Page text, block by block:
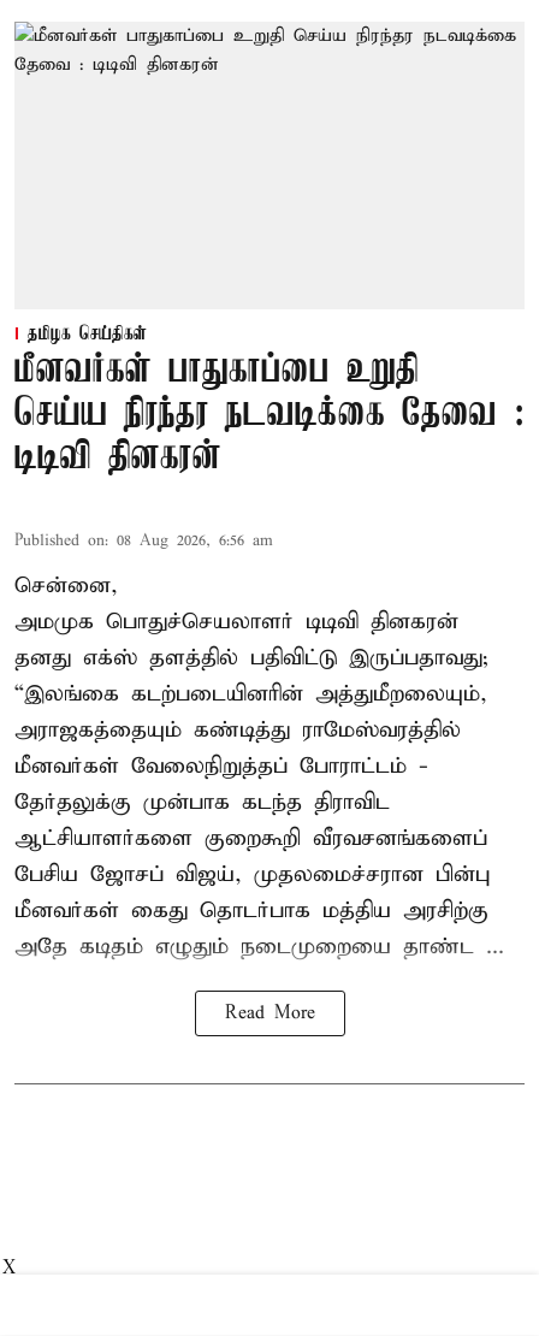
தமிழக செய்திகள்
மீனவர்கள் பாதுகாப்பை உறுதி
செய்ய நிரந்தர நடவடிக்கை தேவை :
டிடிவி தினகரன்
Published on: 08 Aug 2026, 6:56 am
சென்னை,
அமமுக பொதுச்செயலாளர் டிடிவி தினகரன்
தனது எக்ஸ் தளத்தில் பதிவிட்டு இருப்பதாவது;
“இலங்கை கடற்படையினரின் அத்துமீறலையும்,
அராஜகத்தையும் கண்டித்து ராமேஸ்வரத்தில்
மீனவர்கள் வேலைநிறுத்தப் போராட்டம் -
தேர்தலுக்கு முன்பாக கடந்த திராவிட
ஆட்சியாளர்களை குறைகூறி வீரவசனங்களைப்
பேசிய ஜோசப் விஜய், முதலமைச்சரான பின்பு
மீனவர்கள் கைது தொடர்பாக மத்திய அரசிற்கு
அதே கடிதம் எழுதும் நடைமுறையை தாண்ட ...
Read More
X